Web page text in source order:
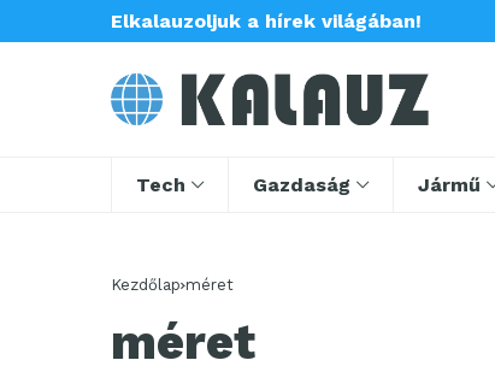
Elkalauzoljuk a hírek világában!
Tech Gazdaság Jármű
Kezdőlap méret
méret